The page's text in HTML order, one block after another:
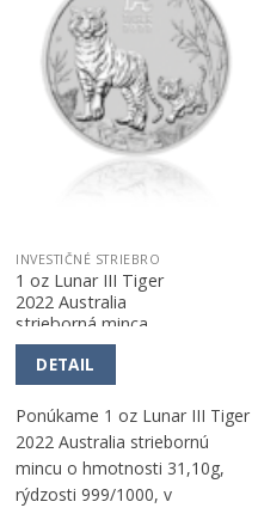
Pridať k
obľúbeným
INVESTIČNÉ STRIEBRO
1 oz Lunar III Tiger
2022 Australia
strieborná minca
DETAIL
Ponúkame 1 oz Lunar III Tiger
2022 Australia striebornú
mincu o hmotnosti 31,10g,
rýdzosti 999/1000, v